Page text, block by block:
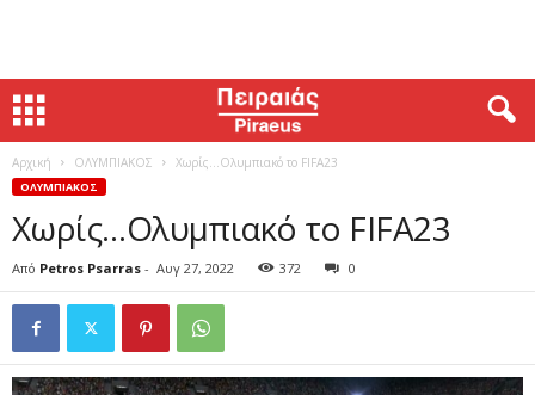
Αρχική ΟΛΥΜΠΙΑΚΟΣ Χωρίς…Ολυμπιακό το FIFA23
ΟΛΥΜΠΙΑΚΟΣ
Χωρίς…Ολυμπιακό το FIFA23
Από Petros Psarras - Αυγ 27, 2022 372 0